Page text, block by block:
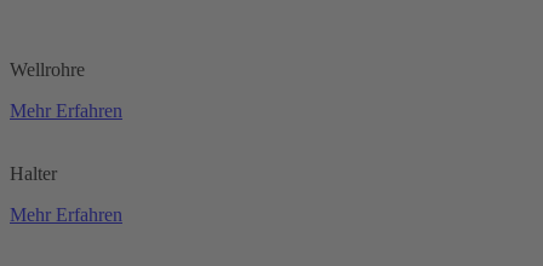
Wellrohre
Mehr Erfahren
Halter
Mehr Erfahren